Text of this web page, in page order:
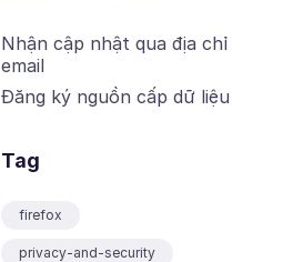
Nhận cập nhật qua địa chỉ
email
Đăng ký nguồn cấp dữ liệu
Tag
firefox
privacy-and-security